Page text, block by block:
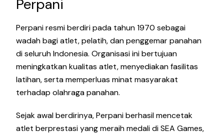
Perpani
Perpani resmi berdiri pada tahun 1970 sebagai
wadah bagi atlet, pelatih, dan penggemar panahan
di seluruh Indonesia. Organisasi ini bertujuan
meningkatkan kualitas atlet, menyediakan fasilitas
latihan, serta memperluas minat masyarakat
terhadap olahraga panahan.
Sejak awal berdirinya, Perpani berhasil mencetak
atlet berprestasi yang meraih medali di SEA Games,